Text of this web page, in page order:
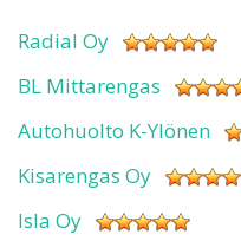
Radial Oy
BL Mittarengas
Autohuolto K-Ylönen
Kisarengas Oy
Isla Oy